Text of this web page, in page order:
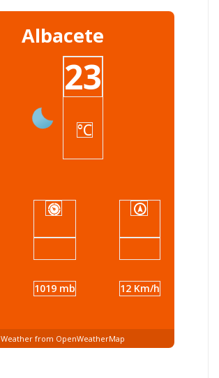
Albacete
23
°C
1019 mb 12 Km/h
Weather from OpenWeatherMap